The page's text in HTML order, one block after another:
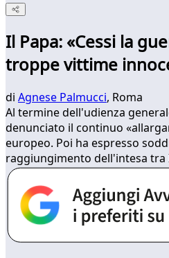
Il Papa: «Cessi la
troppe vittime
di Agnese Palmucci, Roma
Al termine dell'udienza
denunciato il continuo
europeo. Poi ha espresso
raggiungimento dell'intesa tra